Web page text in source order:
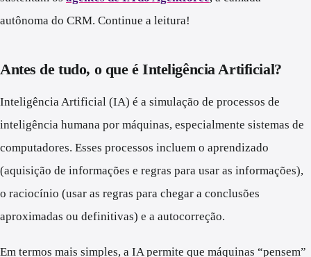
autônoma do CRM. Continue a leitura!
Antes de tudo, o que é Inteligência Artificial?
Inteligência Artificial (IA) é a simulação de processos de
inteligência humana por máquinas, especialmente sistemas de
computadores. Esses processos incluem o aprendizado
(aquisição de informações e regras para usar as informações),
o raciocínio (usar as regras para chegar a conclusões
aproximadas ou definitivas) e a autocorreção.
Em termos mais simples, a IA permite que máquinas “pensem”